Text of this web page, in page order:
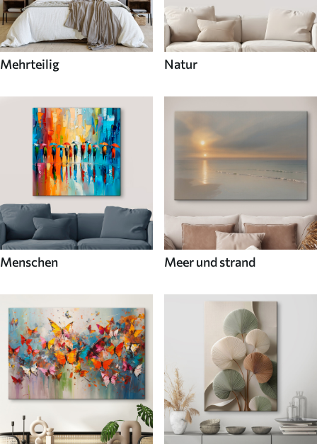
Mehrteilig Natur
Menschen Meer und strand